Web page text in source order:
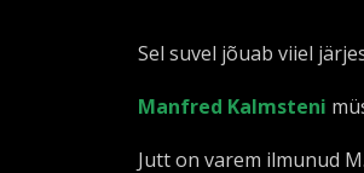
Sel suvel jõuab viiel
Manfred Kalmsteni
Jutt on varem ilmunud